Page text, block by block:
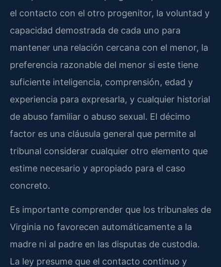
el contacto con el otro progenitor, la voluntad y
capacidad demostrada de cada uno para
mantener una relación cercana con el menor, la
preferencia razonable del menor si este tiene
suficiente inteligencia, comprensión, edad y
experiencia para expresarla, y cualquier historial
de abuso familiar o abuso sexual. El décimo
factor es una cláusula general que permite al
tribunal considerar cualquier otro elemento que
estime necesario y apropiado para el caso
concreto.
Es importante comprender que los tribunales de
Virginia no favorecen automáticamente a la
madre ni al padre en las disputas de custodia.
La ley presume que el contacto continuo y